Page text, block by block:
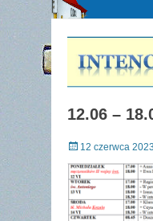
12.06 –
Posted
on
12 czerwca 2023